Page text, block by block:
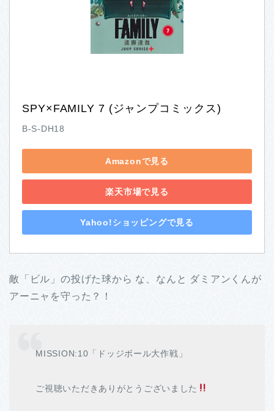
SPY×FAMILY 7 (ジャンプコミックス)
B-S-DH18
Amazonで見る
楽天市場で見る
Yahoo!ショッピングで見る
敵「ビル」の投げた球から な、なんと ダミアンくんが
アーニャを守った？！
MISSION:10「ドッジボール大作戦」
ご視聴いただきありがとうございました